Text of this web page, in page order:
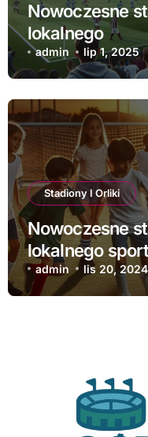
Nowoczesne
lokalnego
admin lip 1, 2025
Stadiony I Orliki
Nowoczesne
lokalnego
admin lis 20, 2024